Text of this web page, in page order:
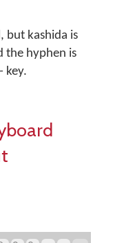
but kashida is
the hyphen is
key.